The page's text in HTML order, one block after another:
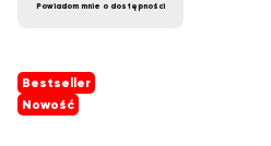
Powiadom mnie o dostępności
Bestseller
Nowość